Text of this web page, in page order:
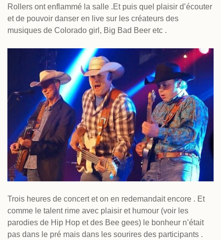
Rollers ont enflammé la salle .Et puis quel plaisir d’écouter
et de pouvoir danser en live sur les créateurs des
musiques de Colorado girl, Big Bad Beer etc .
Trois heures de concert et on en redemandait encore . Et
comme le talent rime avec plaisir et humour (voir les
parodies de Hip Hop et des Bee gees) le bonheur n’était
pas dans le pré mais dans les sourires des participants .